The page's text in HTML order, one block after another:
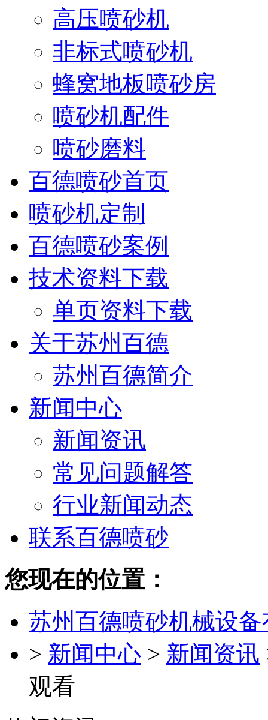
高压喷砂机
非标式喷砂机
蜂窝地板喷砂房
喷砂机配件
喷砂磨料
百德喷砂首页
喷砂机定制
百德喷砂案例
技术资料下载
单页资料下载
关于苏州百德
苏州百德简介
新闻中心
新闻资讯
常见问题解答
行业新闻动态
联系百德喷砂
您现在的位置：
苏州百德喷砂机械设
> 新闻中心 > 新闻资讯
观看